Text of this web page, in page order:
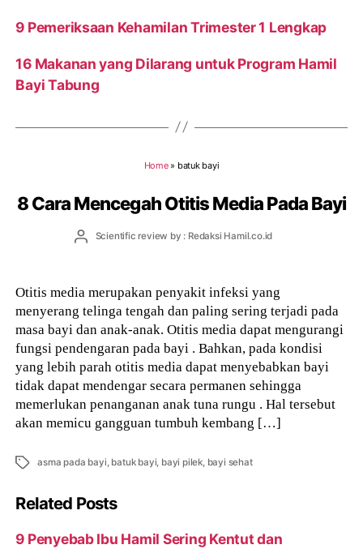
9 Pemeriksaan Kehamilan Trimester 1 Lengkap
16 Makanan yang Dilarang untuk Program Hamil
Bayi Tabung
Home» batuk bayi
8 Cara Mencegah Otitis Media Pada Bayi
PostScientific review by : Redaksi Hamil.co.id
Otitis media merupakan penyakit infeksi yang
menyerang telinga tengah dan paling sering terjadi pada
masa bayi dan anak-anak. Otitis media dapat mengurangi
fungsi pendengaran pada bayi . Bahkan, pada kondisi
yang lebih parah otitis media dapat menyebabkan bayi
tidak dapat mendengar secara permanen sehingga
memerlukan penanganan anak tuna rungu . Hal tersebut
akan memicu gangguan tumbuh kembang […]
Tags asma pada bayi batuk bayi bayi pilek bayi sehat
Related Posts
9 Penyebab Ibu Hamil Sering Kentut dan